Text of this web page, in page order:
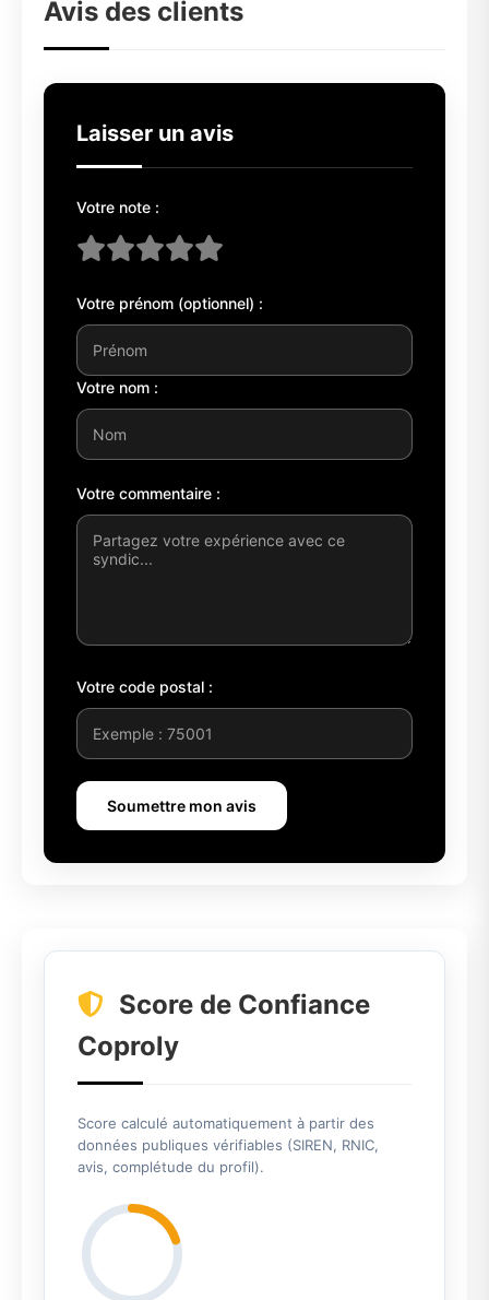
Avis des clients
Laisser un avis
Votre note :
Votre prénom (optionnel) :
Votre nom :
Votre commentaire :
Votre code postal :
Soumettre mon avis
Score de Confiance
Coproly
Score calculé automatiquement à partir des
données publiques vérifiables (SIREN, RNIC,
avis, complétude du profil).